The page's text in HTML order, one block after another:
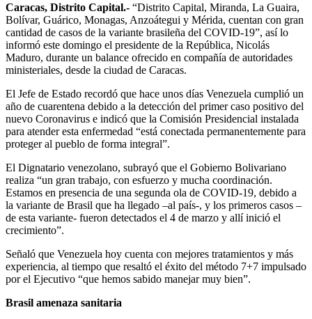
Caracas, Distrito Capital.- “Distrito Capital, Miranda, La Guaira,
Bolívar, Guárico, Monagas, Anzoátegui y Mérida, cuentan con gran
cantidad de casos de la variante brasileña del COVID-19”, así lo
informó este domingo el presidente de la República, Nicolás
Maduro, durante un balance ofrecido en compañía de autoridades
ministeriales, desde la ciudad de Caracas.
El Jefe de Estado recordó que hace unos días Venezuela cumplió un
año de cuarentena debido a la detección del primer caso positivo del
nuevo Coronavirus e indicó que la Comisión Presidencial instalada
para atender esta enfermedad “está conectada permanentemente para
proteger al pueblo de forma integral”.
El Dignatario venezolano, subrayó que el Gobierno Bolivariano
realiza “un gran trabajo, con esfuerzo y mucha coordinación.
Estamos en presencia de una segunda ola de COVID-19, debido a
la variante de Brasil que ha llegado –al país-, y los primeros casos –
de esta variante- fueron detectados el 4 de marzo y allí inició el
crecimiento”.
Señaló que Venezuela hoy cuenta con mejores tratamientos y más
experiencia, al tiempo que resaltó el éxito del método 7+7 impulsado
por el Ejecutivo “que hemos sabido manejar muy bien”.
Brasil amenaza sanitaria